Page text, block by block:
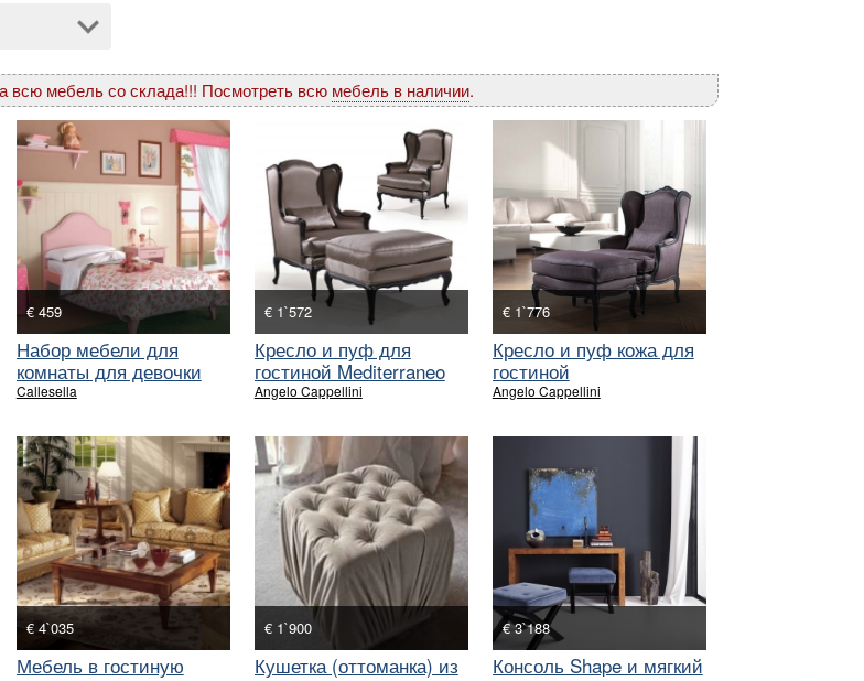
всю мебель со склада!!! Посмотреть всю мебель в наличии.
€ 459
Набор мебели для
комнаты для девочки
Cipria
Callesella
€ 1`572
Кресло и пуф для
гостиной Mediterraneo
Angelo Cappellini
€ 1`776
Кресло и пуф кожа для
гостиной
Angelo Cappellini
€ 4`035
Мебель в гостиную
€ 1`900
Кушетка (оттоманка) из
€ 3`188
Консоль Shape и мягкий